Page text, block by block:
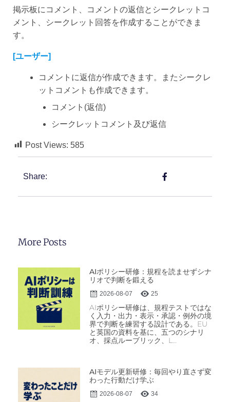
掲示板にコメント、コメントの返信とシークレットコ
メント、シークレット回答を作成することができま
す。
[ユーザー]
コメントに返信が作成できます。またシークレ
ットコメントも作成できます。
コメント(返信)
シークレットコメント及び返信
Post Views: 585
Share:
More Posts
AIポリシー研修：規程を読ませずシナ
リオで判断を鍛える
2026-08-07 25
AIポリシー研修は、規程テストではな
く入力・出力・表示・承認・例外の境
界で判断を練習する設計である。EU
と英国の資料を基に、五つのシナリ
オ、採点ルーブリック、L…
AIモデル更新研修：毎回やり直さず変
わった行動だけ学ぶ
2026-08-07 34